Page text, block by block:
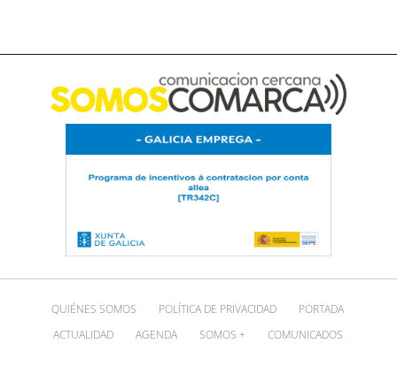
QUIÉNES SOMOS POLÍTICA DE PRIVACIDAD
PORTADA
ACTUALIDAD
AGENDA SOMOS + COMUNICADOS